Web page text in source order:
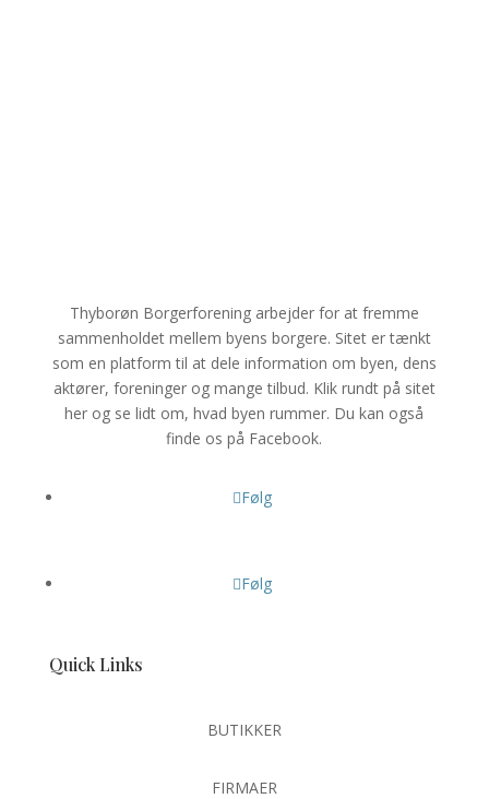
Thyborøn Borgerforening arbejder for at fremme
sammenholdet mellem byens borgere. Sitet er tænkt
som en platform til at dele information om byen, dens
aktører, foreninger og mange tilbud. Klik rundt på sitet
her og se lidt om, hvad byen rummer. Du kan også
finde os på Facebook.
Følg
Følg
Quick Links
BUTIKKER
FIRMAER